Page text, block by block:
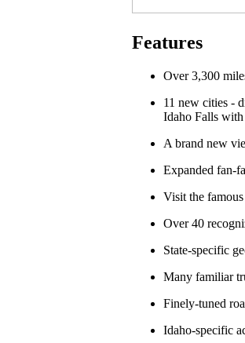
Features
Over 3,300
11 new cities -
Idaho Falls
A brand new
Expanded fan-
Visit the
Over 40
State-specific
Many familiar
Finely-tuned
Idaho-specific